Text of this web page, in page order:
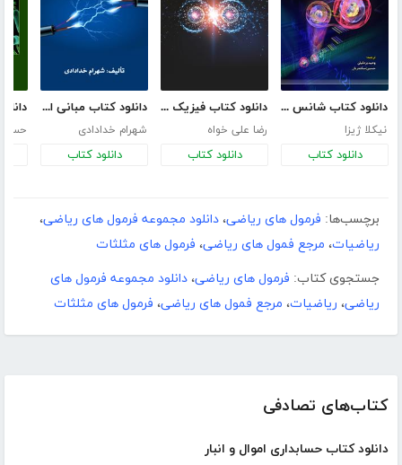
کتاب‌های تصادفی
دانلود کتاب حسابداری اموال و انبار
دانلود کتاب شانس کوانتومی، ناموضِعیت، تلپورتیشن و سایر شگفتی‌های کوانتوم
نیکلا ژیزا
دانلود کتاب
دانلود کتاب فیزیک جهان ما
رضا علی خواه
دانلود کتاب
دانلود کتاب مبانی الکتریسیته
شهرام خدادادی
دانلود کتاب
برچسب‌ها: فرمول های ریاضی، دانلود مجموعه فرمول های ریاضی،
ریاضیات، مرجع فمول های ریاضی، فرمول های مثلثات
جستجوی کتاب: فرمول های ریاضی، دانلود مجموعه فرمول های
ریاضی، ریاضیات، مرجع فمول های ریاضی، فرمول های مثلثات